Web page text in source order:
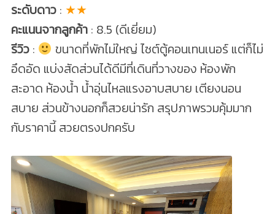
ระดับดาว: ★★
คะแนนจากลูกค้า: 8.5 (ดีเยี่ยม)
รีวิว:
ขนาดที่พักไม่ใหญ่ ไซต์ตู้คอนเทนเนอร์ แต่ก็ไม่
อึดอัด แบ่งสัดส่วนได้ดีมีที่เดินที่วางของ ห้องพัก
สะอาด ห้องน้ำ น้ำอุ่นไหลแรงอาบสบาย เตียงนอน
สบาย ส่วนข้างนอกก็สวยน่ารัก สรุปภาพรวมคุ้มมาก
กับราคานี้ สวยตรงปกครับ